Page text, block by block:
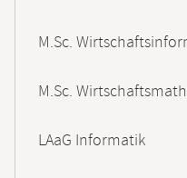
M.Sc.
M.Sc.
LAaG Informatik